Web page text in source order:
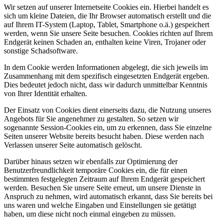
Wir setzen auf unserer Internetseite Cookies ein. Hierbei handelt es
sich um kleine Dateien, die Ihr Browser automatisch erstellt und die
auf Ihrem IT-System (Laptop, Tablet, Smartphone o.ä.) gespeichert
werden, wenn Sie unsere Seite besuchen. Cookies richten auf Ihrem
Endgerät keinen Schaden an, enthalten keine Viren, Trojaner oder
sonstige Schadsoftware.
In dem Cookie werden Informationen abgelegt, die sich jeweils im
Zusammenhang mit dem spezifisch eingesetzten Endgerät ergeben.
Dies bedeutet jedoch nicht, dass wir dadurch unmittelbar Kenntnis
von Ihrer Identität erhalten.
Der Einsatz von Cookies dient einerseits dazu, die Nutzung unseres
Angebots für Sie angenehmer zu gestalten. So setzen wir
sogenannte Session-Cookies ein, um zu erkennen, dass Sie einzelne
Seiten unserer Website bereits besucht haben. Diese werden nach
Verlassen unserer Seite automatisch gelöscht.
Darüber hinaus setzen wir ebenfalls zur Optimierung der
Benutzerfreundlichkeit temporäre Cookies ein, die für einen
bestimmten festgelegten Zeitraum auf Ihrem Endgerät gespeichert
werden. Besuchen Sie unsere Seite erneut, um unsere Dienste in
Anspruch zu nehmen, wird automatisch erkannt, dass Sie bereits bei
uns waren und welche Eingaben und Einstellungen sie getätigt
haben, um diese nicht noch einmal eingeben zu müssen.